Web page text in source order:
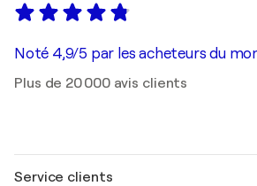
Noté 4,9/5 par les acheteurs du
Plus de 20 000 avis clients
Service clients